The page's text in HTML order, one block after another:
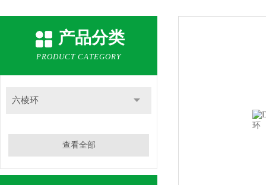
产品分类
PRODUCT CATEGORY
六棱环
查看全部